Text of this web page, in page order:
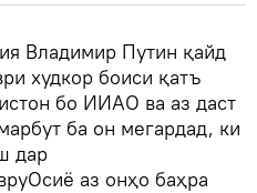
Владимир Путин қайд
худкор боиси қатъ
бо ИИАО ва аз даст
ба он мегардад, ки
дар
аз онҳо баҳра